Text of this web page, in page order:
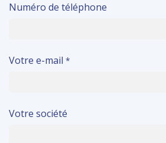
Numéro de téléphone
Votre e-mail *
Votre société